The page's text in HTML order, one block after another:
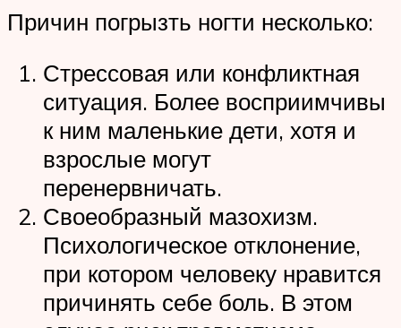
Причин погрызть ногти несколько:
Стрессовая или конфликтная
ситуация. Более восприимчивы
к ним маленькие дети, хотя и
взрослые могут
перенервничать.
Своеобразный мазохизм.
Психологическое отклонение,
при котором человеку нравится
причинять себе боль. В этом